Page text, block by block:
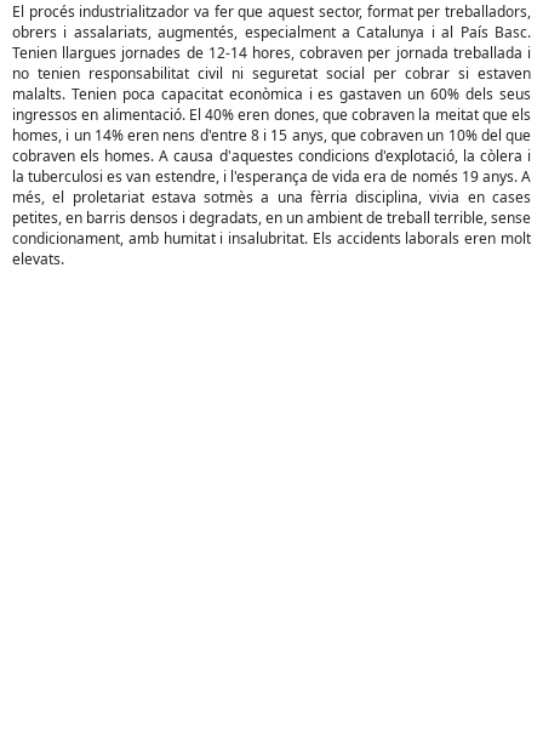
El procés industrialitzador va fer que aquest sector, format per treballadors,
obrers i assalariats, augmentés, especialment a Catalunya i al País Basc.
Tenien llargues jornades de 12-14 hores, cobraven per jornada treballada i
no tenien responsabilitat civil ni seguretat social per cobrar si estaven
malalts. Tenien poca capacitat econòmica i es gastaven un 60% dels seus
ingressos en alimentació. El 40% eren dones, que cobraven la meitat que els
homes, i un 14% eren nens d'entre 8 i 15 anys, que cobraven un 10% del que
cobraven els homes. A causa d'aquestes condicions d'explotació, la còlera i
la tuberculosi es van estendre, i l'esperança de vida era de només 19 anys. A
més, el proletariat estava sotmès a una fèrria disciplina, vivia en cases
petites, en barris densos i degradats, en un ambient de treball terrible, sense
condicionament, amb humitat i insalubritat. Els accidents laborals eren molt
elevats.